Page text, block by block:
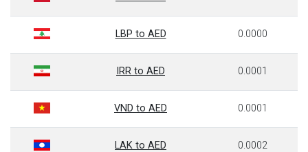
LBP to AED 0.0000
IRR to AED 0.0001
VND to AED 0.0001
LAK to AED 0.0002